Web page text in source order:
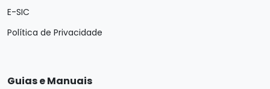
E-SIC
Política de Privacidade
Guias e Manuais